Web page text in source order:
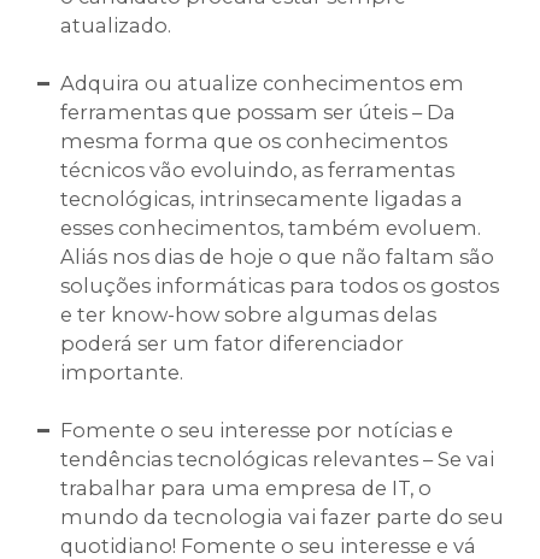
atualizado.
Adquira ou atualize conhecimentos em
ferramentas que possam ser úteis – Da
mesma forma que os conhecimentos
técnicos vão evoluindo, as ferramentas
tecnológicas, intrinsecamente ligadas a
esses conhecimentos, também evoluem.
Aliás nos dias de hoje o que não faltam são
soluções informáticas para todos os gostos
e ter know-how sobre algumas delas
poderá ser um fator diferenciador
importante.
Fomente o seu interesse por notícias e
tendências tecnológicas relevantes – Se vai
trabalhar para uma empresa de IT, o
mundo da tecnologia vai fazer parte do seu
quotidiano! Fomente o seu interesse e vá